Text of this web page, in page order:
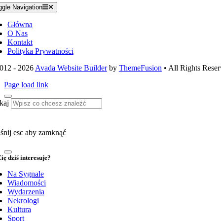
Navigation
Główna
O Nas
Kontakt
Polityka Prywatności
- 2026 Avada Website Builderby ThemeFusion • All Rights
Page load link
esc aby zamknąć
dziś interesuje?
Na Sygnale
Wiadomości
Wydarzenia
Nekrologi
Kultura
Sport